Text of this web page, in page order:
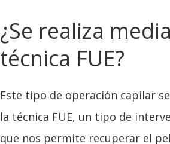
¿Se realiza
técnica FUE?
Este tipo de operación capilar
la técnica FUE, un tipo de
que nos permite recuperar el